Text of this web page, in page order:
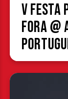
V Festa
Fora @